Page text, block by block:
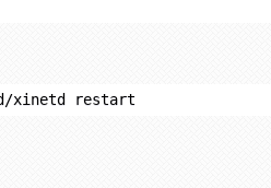
/xinetd restart